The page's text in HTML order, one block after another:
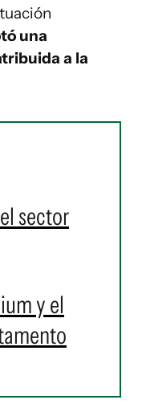
una
a la
sector
y el